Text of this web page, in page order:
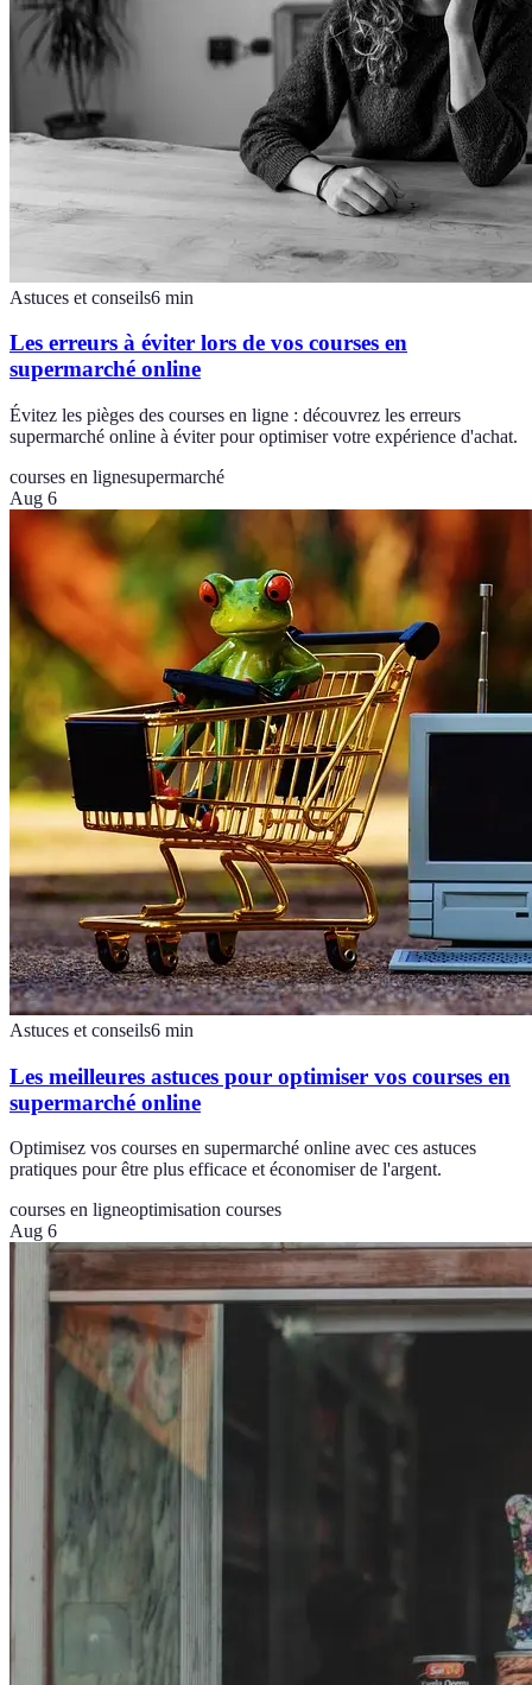
Astuces et conseils6 min
Les erreurs à éviter lors de vos courses en
supermarché online
Évitez les pièges des courses en ligne : découvrez les erreurs
supermarché online à éviter pour optimiser votre expérience d'achat.
courses en lignesupermarché
Aug 6
Astuces et conseils6 min
Les meilleures astuces pour optimiser vos courses en
supermarché online
Optimisez vos courses en supermarché online avec ces astuces
pratiques pour être plus efficace et économiser de l'argent.
courses en ligneoptimisation courses
Aug 6